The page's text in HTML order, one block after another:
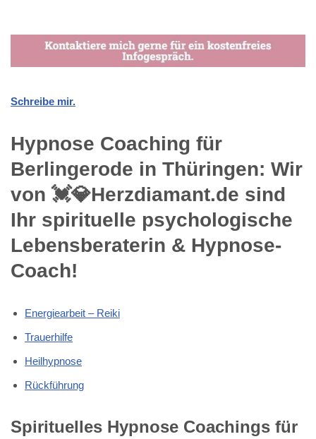
Schreibe mir.
Hypnose Coaching für
Berlingerode in Thüringen: Wir
von 💓️💎Herzdiamant.de sind
Ihr spirituelle psychologische
Lebensberaterin & Hypnose-
Coach!
Energiearbeit – Reiki
Trauerhilfe
Heilhypnose
Rückführung
Spirituelles Hypnose Coachings für